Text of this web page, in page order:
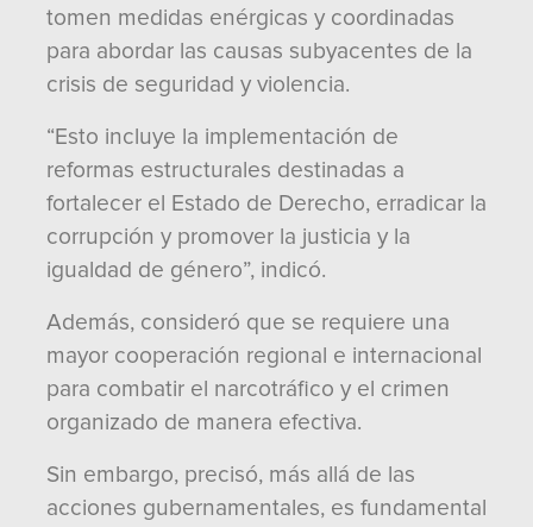
tomen medidas enérgicas y coordinadas
para abordar las causas subyacentes de la
crisis de seguridad y violencia.
“Esto incluye la implementación de
reformas estructurales destinadas a
fortalecer el Estado de Derecho, erradicar la
corrupción y promover la justicia y la
igualdad de género”, indicó.
Además, consideró que se requiere una
mayor cooperación regional e internacional
para combatir el narcotráfico y el crimen
organizado de manera efectiva.
Sin embargo, precisó, más allá de las
acciones gubernamentales, es fundamental